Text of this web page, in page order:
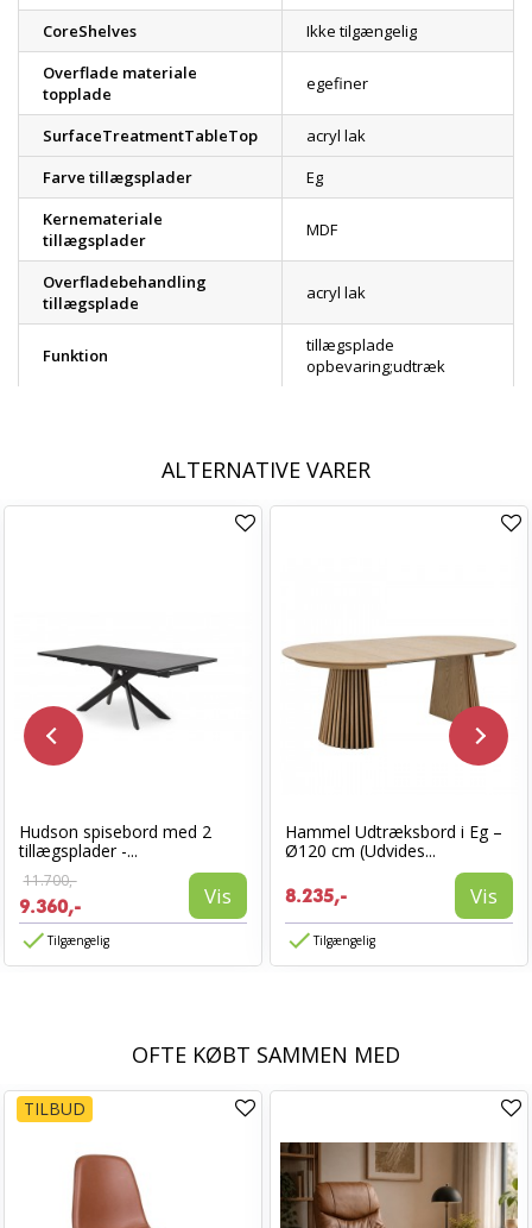
CoreShelves
Ikke tilgængelig
Overflade materiale
topplade
egefiner
SurfaceTreatmentTableTop
acryl lak
Farve tillægsplader
Eg
Kernemateriale
tillægsplader
MDF
Overfladebehandling
tillægsplade
acryl lak
Funktion
tillægsplade
opbevaring;udtræk
ALTERNATIVE VARER
Hudson spisebord med 2
tillægsplader -...
11.700,-
9.360,- Vis
Tilgængelig
Hammel Udtræksbord i Eg –
Ø120 cm (Udvides...
8.235,- Vis
Tilgængelig
OFTE KØBT SAMMEN MED
TILBUD